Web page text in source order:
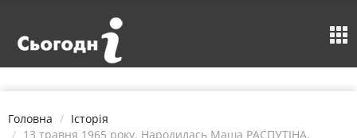
Головна
Історія
13 травня 1965 року. Народилась Маша РАСПУТІНА.